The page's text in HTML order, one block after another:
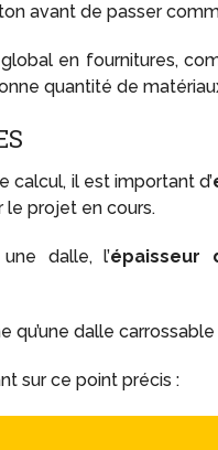
avant de passer
en fournitures,
quantité de
calcul, il est important d’
le projet en cours.
dalle, l’épaisseur
qu’une dalle
sur ce point précis :